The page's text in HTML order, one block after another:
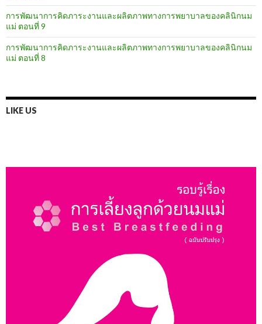
การพัฒนาการคิดภาระงานและผลิตภาพทางการพยาบาลของคลินิกนม
แม่ ตอนที่ 9
การพัฒนาการคิดภาระงานและผลิตภาพทางการพยาบาลของคลินิกนม
แม่ ตอนที่ 8
LIKE US